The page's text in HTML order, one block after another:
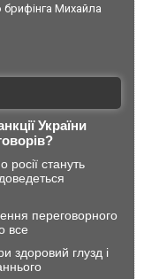
Михайла
України
росії стануть
переговорного
все
здоровий глузд і